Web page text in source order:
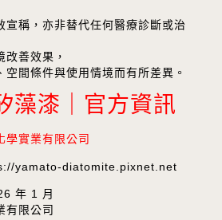
宣稱，亦非替代任何醫療診斷或治
改善效果，
空間條件與使用情境而有所差異。
藻漆｜官方資訊
學實業有限公司
yamato-diatomite.pixnet.net
年 1 月
有限公司